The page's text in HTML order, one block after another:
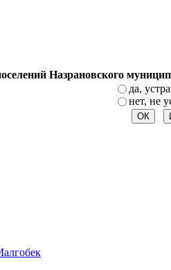
Назрановского
да,
нет, не